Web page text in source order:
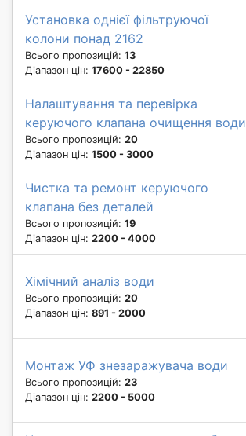
Установка однієї фільтруючої
колони понад 2162
Всього пропозицій: 13
Діапазон цін: 17600 - 22850
Налаштування та перевірка
керуючого клапана очищення води
Всього пропозицій: 20
Діапазон цін: 1500 - 3000
Чистка та ремонт керуючого
клапана без деталей
Всього пропозицій: 19
Діапазон цін: 2200 - 4000
Хімічний аналіз води
Всього пропозицій: 20
Діапазон цін: 891 - 2000
Монтаж УФ знезаражувача води
Всього пропозицій: 23
Діапазон цін: 2200 - 5000